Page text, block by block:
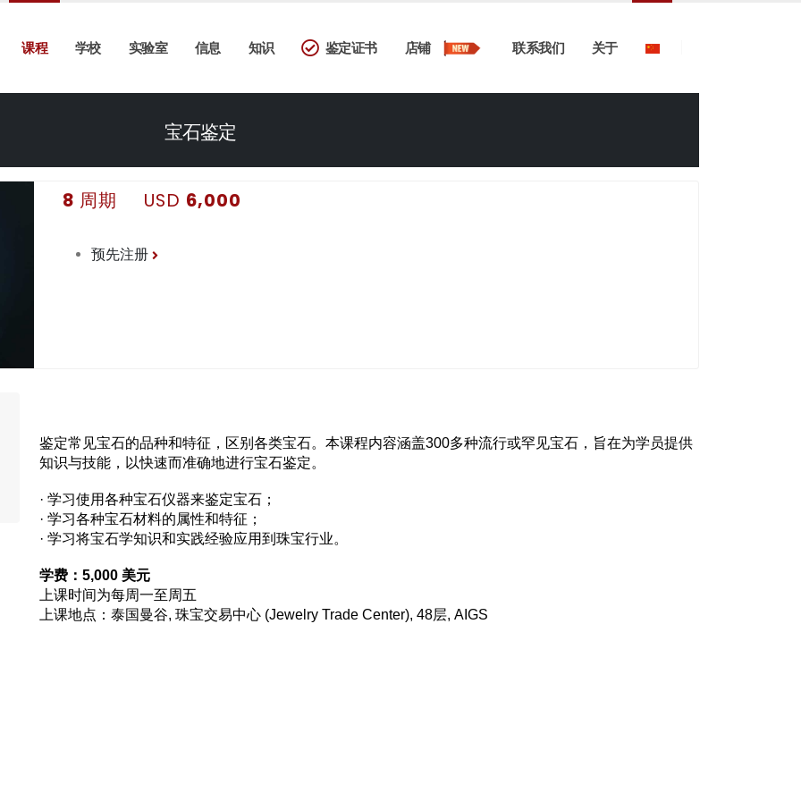
课程 学校 实验室 信息 知识 鉴定证书 店铺 联系我们 关于
宝石鉴定
8 周期 USD 6,000
预先注册
鉴定常见宝石的品种和特征，区别各类宝石。本课程内容涵盖300多种流行或罕见宝石，旨在为学员提供
知识与技能，以快速而准确地进行宝石鉴定。
· 学习使用各种宝石仪器来鉴定宝石；
· 学习各种宝石材料的属性和特征；
· 学习将宝石学知识和实践经验应用到珠宝行业。
学费：5,000 美元
上课时间为每周一至周五
上课地点：泰国曼谷, 珠宝交易中心 (Jewelry Trade Center), 48层, AIGS